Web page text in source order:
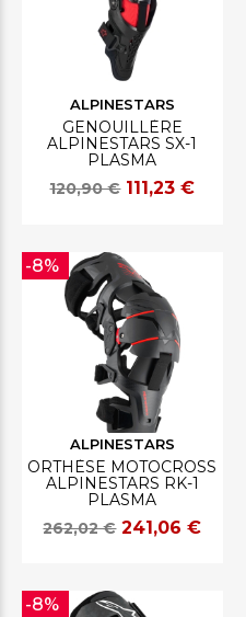
ALPINESTARS
GENOUILLÈRE
ALPINESTARS SX-1
PLASMA
120,90 € 111,23 €
ALPINESTARS
ORTHÈSE MOTOCROSS
ALPINESTARS RK-1
PLASMA
262,02 € 241,06 €
-8%
-8%